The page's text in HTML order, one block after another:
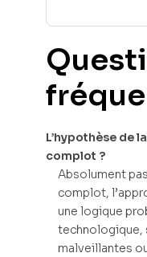
L’hypothèse de
complot ?
Absolument
complot,
une logique
technologique,
malveillantes